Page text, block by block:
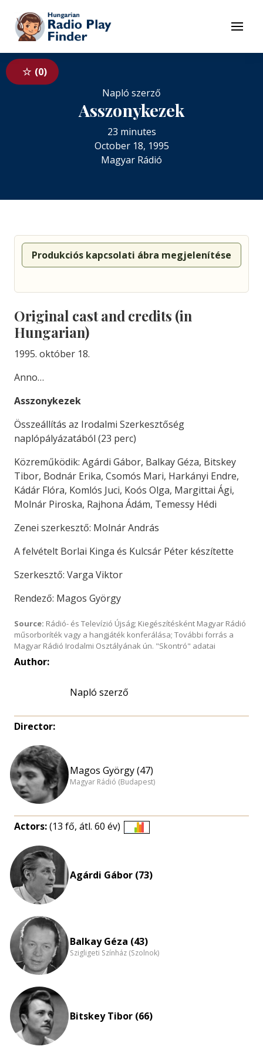
To contents
Menu
0
Napló szerző
Asszonykezek
23 minutes
October 18, 1995
Magyar Rádió
Produkciós kapcsolati ábra megjelenítése
Original cast and credits (in
Hungarian)
1995. október 18.
Anno…
Asszonykezek
Összeállítás az Irodalmi Szerkesztőség
naplópályázatából (23 perc)
Közreműködik: Agárdi Gábor, Balkay Géza, Bitskey
Tibor, Bodnár Erika, Csomós Mari, Harkányi Endre,
Kádár Flóra, Komlós Juci, Koós Olga, Margittai Ági,
Molnár Piroska, Rajhona Ádám, Temessy Hédi
Zenei szerkesztő: Molnár András
A felvételt Borlai Kinga és Kulcsár Péter készítette
Szerkesztő: Varga Viktor
Rendező: Magos György
Source: Rádió- és Televízió Újság; Kiegészítésként Magyar Rádió
műsorboríték vagy a hangjáték konferálása; További forrás a
Magyar Rádió Irodalmi Osztályának ún. "Skontró" adatai
Author:
Napló szerző
Director:
Magos György (47)
Magyar Rádió (Budapest)
Actors:(13 fő, átl. 60 év)
Agárdi Gábor (73)
Balkay Géza (43)
Szigligeti Színház (Szolnok)
Bitskey Tibor (66)